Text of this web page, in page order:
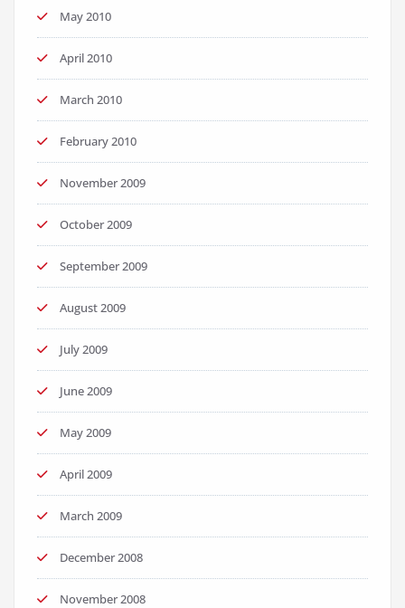
May 2010
April 2010
March 2010
February 2010
November 2009
October 2009
September 2009
August 2009
July 2009
June 2009
May 2009
April 2009
March 2009
December 2008
November 2008